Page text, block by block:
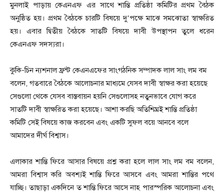
মুনলাই পাড়ায় কেএনএফ এর সাথে শান্তি প্রতিষ্ঠা কমিটির প্রথম বৈঠক
অনুষ্ঠিত হয়। প্রথম বৈঠকে চারটি বিষয়ে দু’পক্ষে মাঝে সমঝোতা স্বাক্ষরিত
হয়। এবার দ্বিতীয় বৈঠকে সাতটি বিষয়ে দাবী উপস্থাপন তুলে ধরেন
কেএনএফ সদস্যরা।
কুকি-চিন ন্যশনাল ফ্রন্ট কেএনএফের সাংগঠনিক সম্পাদক লাল সাং লম বম
বলেন, গতবারে বৈঠকে আলোচনার মাধ্যমে যেসব দাবী স্বাক্ষর করা হয়েছে
সেগুলো থেকে যেসব বাস্তবায়ন হয়নি সেগুলোসহ নতুনভাবে যোগ করে
সাতটি দাবী স্বাক্ষরিত করা হয়েছে। আশা করছি অতিশিঘ্রই শান্তি প্রতিষ্ঠা
কমিটি সেই বিষয়ে কাজ করবেন এবং একটি সুফল বয়ে আনবে বলে
আমাদের দীর্ঘ বিশ্বাস।
এলাকার শান্তি ফিরে আসার বিষয়ে প্রশ্ন করা হলে লাল সাং লম বম বলেন,
আমরা বিশ্বাস করি অবশ্যই শান্তি ফিরে আসবে এবং আমরা শান্তির পথে
যাচ্ছি। তাছাড়া একদিনে ত শান্তি ফিরে আসে নাহ পারস্পরিক আলোচনা এবং